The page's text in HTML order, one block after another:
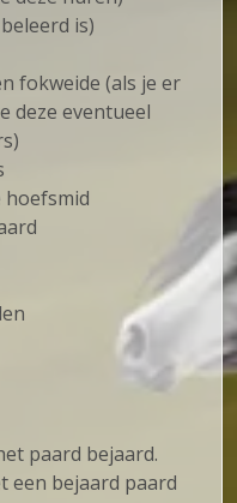
is)
fokweide (als je er
deze eventueel
hoefsmid
paard bejaard.
een bejaard paard